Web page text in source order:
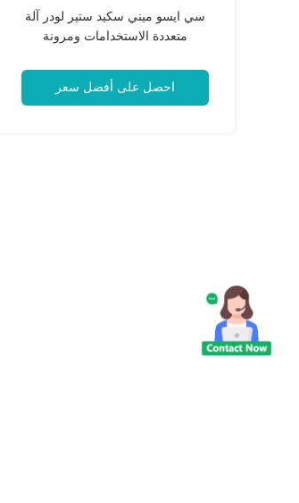
سي ايسو ميني سكيد ستير لودر آلة
متعددة الاستخدامات ومرونة
احصل على أفضل سعر